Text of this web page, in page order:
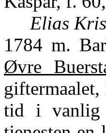
Elias
1784 m.
Øvre
tid i vanlig